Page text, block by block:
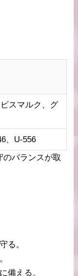
スマルク、グ
、U-556
バランスが取
る。
備える。